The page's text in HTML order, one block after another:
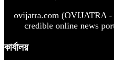
ovijatra.com (OVIJATRA -
credible online news
কার্যালয়